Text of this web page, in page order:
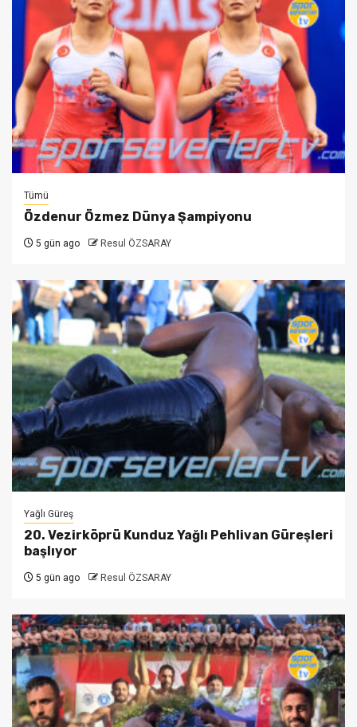
Tümü
Özdenur Özmez Dünya Şampiyonu
5 gün ago Resul ÖZSARAY
Yağlı Güreş
20. Vezirköprü Kunduz Yağlı Pehlivan Güreşleri
başlıyor
5 gün ago Resul ÖZSARAY